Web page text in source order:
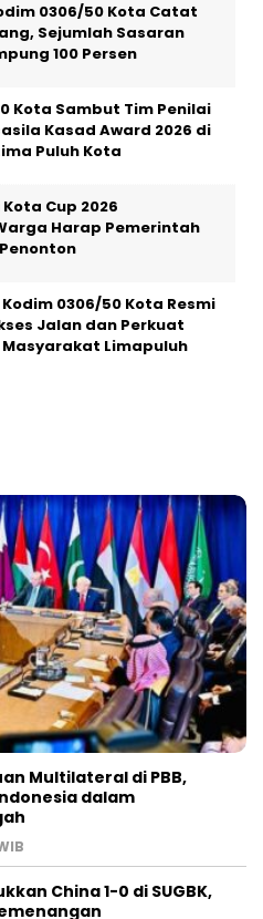
0306/50 Kota Catat
Sejumlah Sasaran
100 Persen
Kota Sambut Tim Penilai
Kasad Award 2026 di
Puluh Kota
Cup 2026
Harap Pemerintah
Kodim 0306/50 Kota Resmi
Jalan dan Perkuat
Limapuluh
Multilateral di PBB,
dalam
China 1-0 di SUGBK,